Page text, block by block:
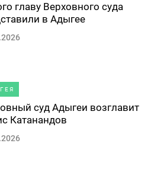
главу Верховного суда
в Адыгее
суд Адыгеи возглавит
Катанандов